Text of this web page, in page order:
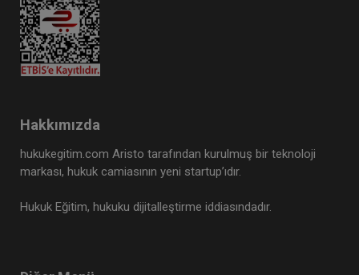
Hakkımızda
hukukegitim.com Aristo tarafından kurulmuş bir teknoloji
markası, hukuk camiasının yeni startup’ıdır.
Hukuk Eğitim, hukuku dijitalleştirme iddiasındadır.